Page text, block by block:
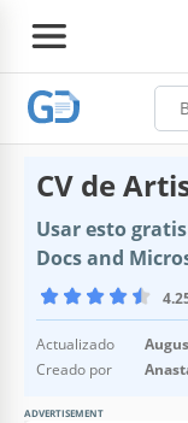
CV de
Usar esto
Docs and
Actualizado
Creado por
ADVERTISEMENT